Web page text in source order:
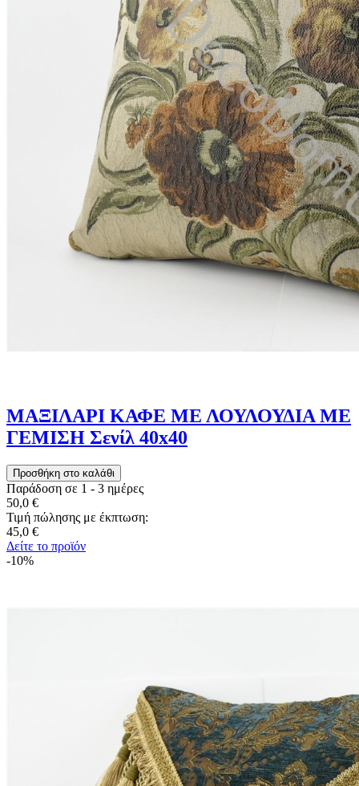
ΜΑΞΙΛΑΡΙ ΚΑΦΕ ΜΕ ΛΟΥΛΟΥΔΙΑ ΜΕ
ΓΕΜΙΣΗ Σενίλ 40x40
Παράδοση σε 1 - 3 ημέρες
50,0 €
Τιμή πώλησης με έκπτωση:
45,0 €
Δείτε το προϊόν
-10%